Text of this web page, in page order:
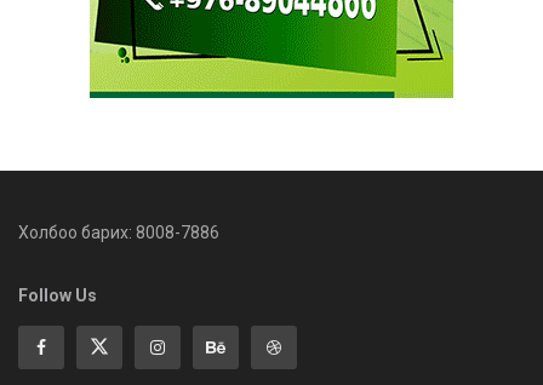
Холбоо барих: 8008-7886
Follow Us